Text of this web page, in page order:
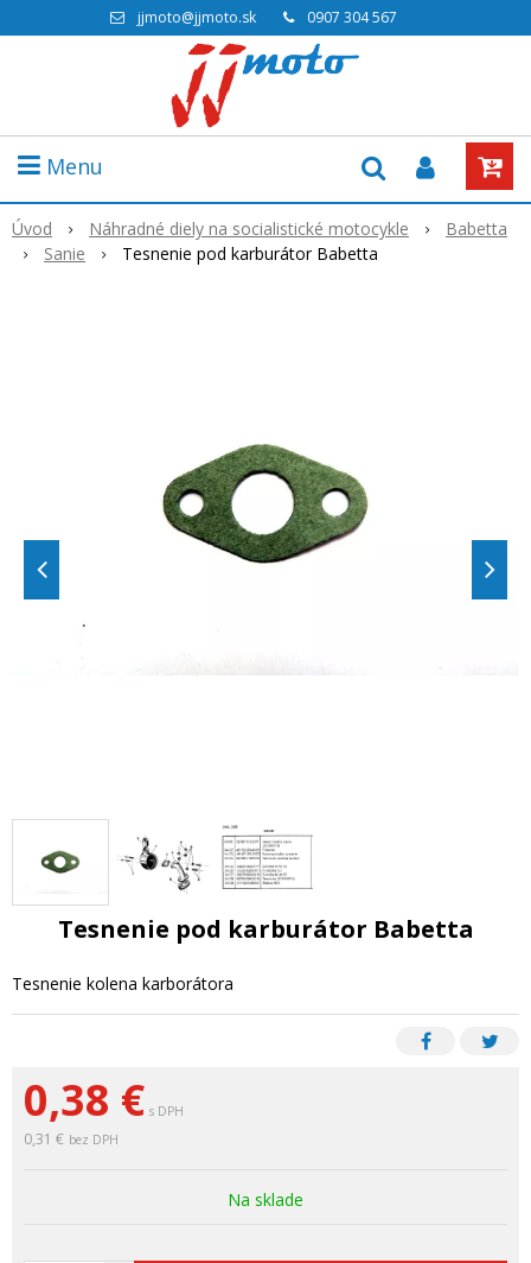
jjmoto@jjmoto.sk 0907 304 567
Menu
Úvod Náhradné diely na socialistické motocykle
Babetta
Sanie
Tesnenie pod karburátor Babetta
0,38 € s DPH
0,31 € bez DPH
Na sklade
Tesnenie pod karburátor Babetta
Tesnenie kolena karborátora